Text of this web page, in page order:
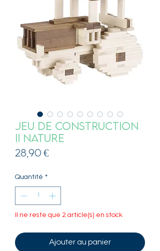
Jeu de construction
II nature
28,90 €Prix
Quantité *
Il ne reste que 2 article(s) en stock
Ajouter au panier